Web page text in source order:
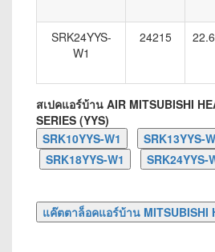
SRK24YYS-
W1
24215
สเปคแอร์บ้าน AIR MITSUBISHI
SERIES (YYS)